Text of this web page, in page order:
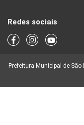
Redes sociais
Prefeitura Municipal de São